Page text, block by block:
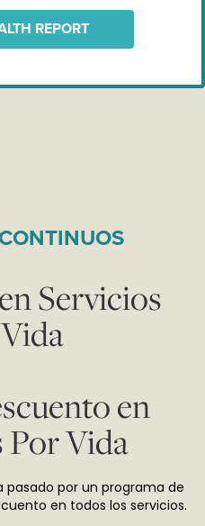
REPORT
Servicios
en
Por Vida
por un programa de
en todos los servicios.